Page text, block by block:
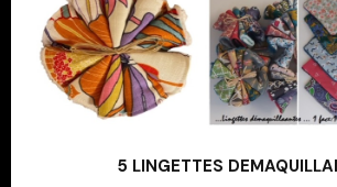
5 LINGETTES